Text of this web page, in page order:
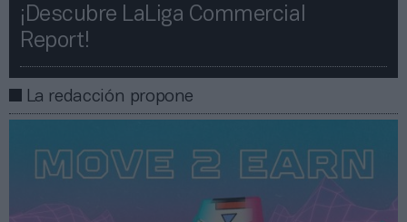
¡Descubre LaLiga Commercial
Report!​​
La redacción propone